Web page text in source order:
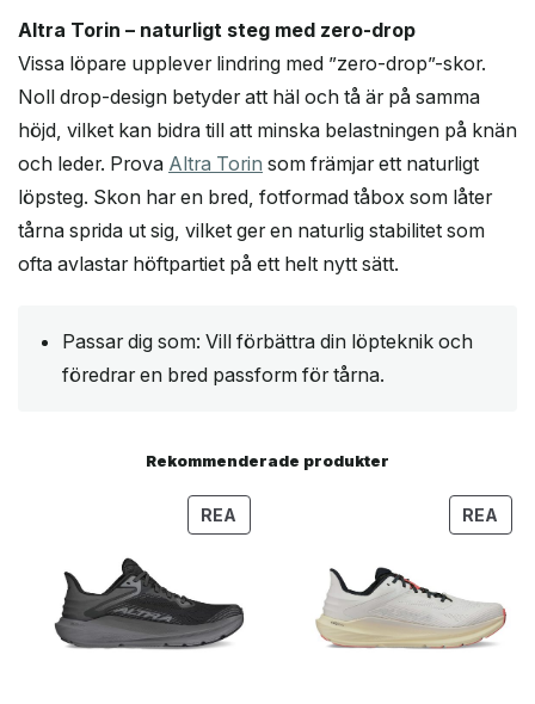
Altra Torin – naturligt steg med zero-drop
Vissa löpare upplever lindring med ”zero-drop”-skor.
Noll drop-design betyder att häl och tå är på samma
höjd, vilket kan bidra till att minska belastningen på knän
och leder. Prova Altra Torin som främjar ett naturligt
löpsteg. Skon har en bred, fotformad tåbox som låter
tårna sprida ut sig, vilket ger en naturlig stabilitet som
ofta avlastar höftpartiet på ett helt nytt sätt.
Passar dig som: Vill förbättra din löpteknik och
föredrar en bred passform för tårna.
Rekommenderade produkter
REA REA